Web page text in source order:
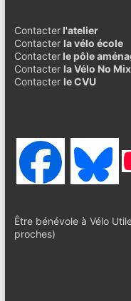
Contacterl'atelier
Contacter la vélo école
Contacterle pôle
Contacter la Vélo No
Contacter le CVU
Être bénévole à Vélo
proches)